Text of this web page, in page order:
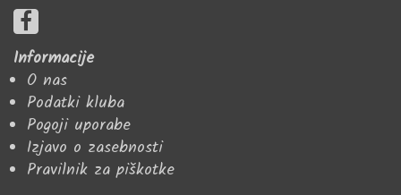
Informacije
O nas
Podatki kluba
Pogoji uporabe
Izjavo o zasebnosti
Pravilnik za piškotke